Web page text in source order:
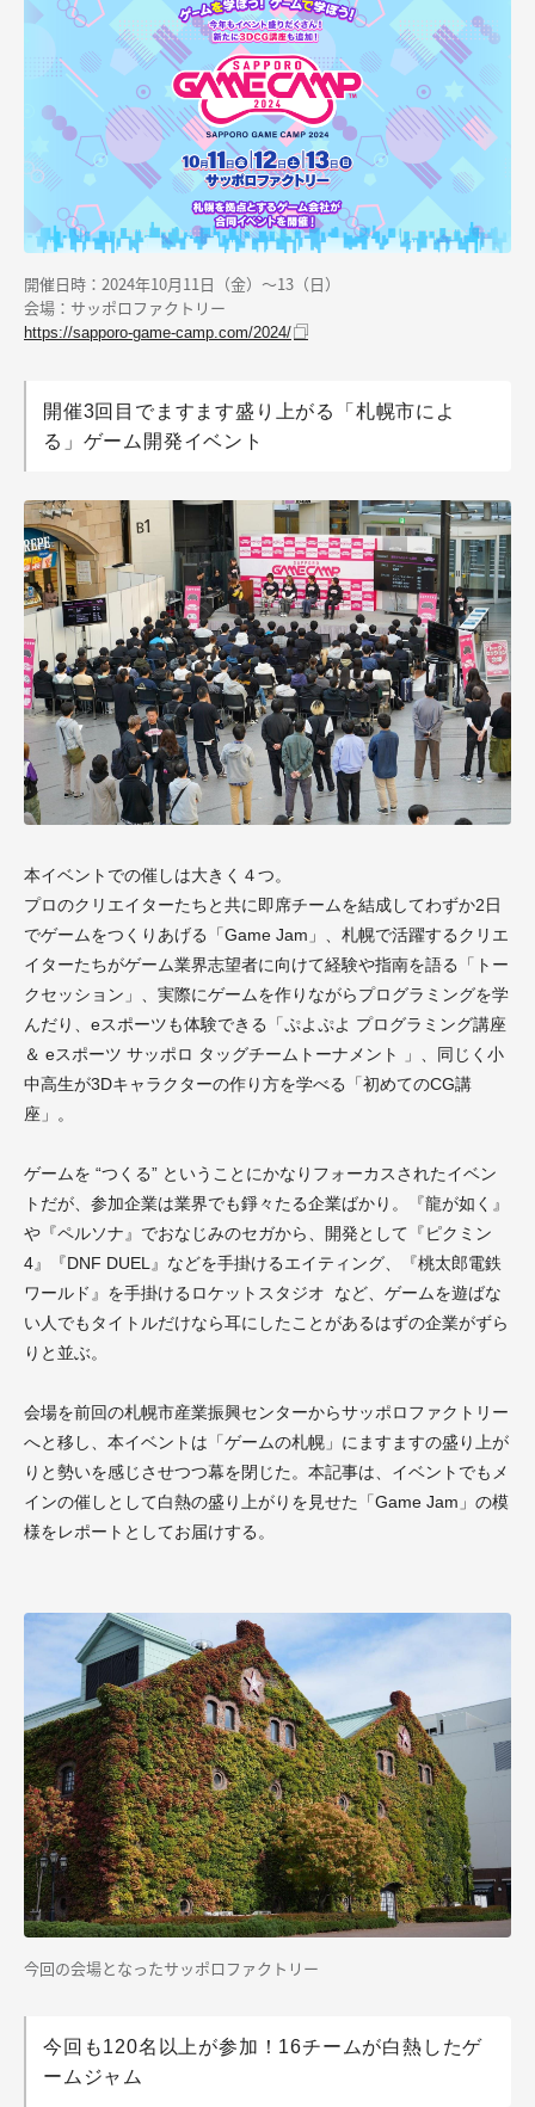
開催日時：2024年10月11日（金）～13（日）
会場：サッポロファクトリー
https://sapporo-game-camp.com/2024/
開催3回目でますます盛り上がる「札幌市によ
る」ゲーム開発イベント
本イベントでの催しは大きく４つ。
プロのクリエイターたちと共に即席チームを結成してわずか2日
でゲームをつくりあげる「Game Jam 」、札幌で活躍するクリエ
イターたちがゲーム業界志望者に向けて経験や指南を語る「トー
クセッション」、実際にゲームを作りながらプログラミングを学
んだり、eスポーツも体験できる「ぷよぷよ プログラミング講座
＆ eスポーツ サッポロ タッグチームトーナメント 」、同じく小
中高生が3Dキャラクターの作り方を学べる「初めてのCG講
座」。
ゲームを “つくる” ということにかなりフォーカスされたイベン
トだが、参加企業は業界でも錚々たる企業ばかり。『龍が如く』
や『ペルソナ』でおなじみのセガから、開発として『ピクミン
4』『DNF DUEL』などを手掛けるエイティング、『桃太郎電鉄
ワールド』を手掛けるロケットスタジオ など、ゲームを遊ばな
い人でもタイトルだけなら耳にしたことがあるはずの企業がずら
りと並ぶ。
会場を前回の札幌市産業振興センターからサッポロファクトリー
へと移し、本イベントは「ゲームの札幌」にますますの盛り上が
りと勢いを感じさせつつ幕を閉じた。本記事は、イベントでもメ
インの催しとして白熱の盛り上がりを見せた「Game Jam」の模
様をレポートとしてお届けする。
今回の会場となったサッポロファクトリー
今回も120名以上が参加！16チームが白熱したゲ
ームジャム